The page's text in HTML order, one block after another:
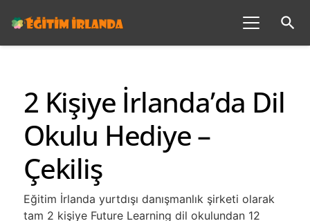
search
2 Kişiye İrlanda’da Dil
Okulu Hediye –
Çekiliş
Eğitim İrlanda yurtdışı danışmanlık şirketi olarak
tam 2 kişiye Future Learning dil okulundan 12